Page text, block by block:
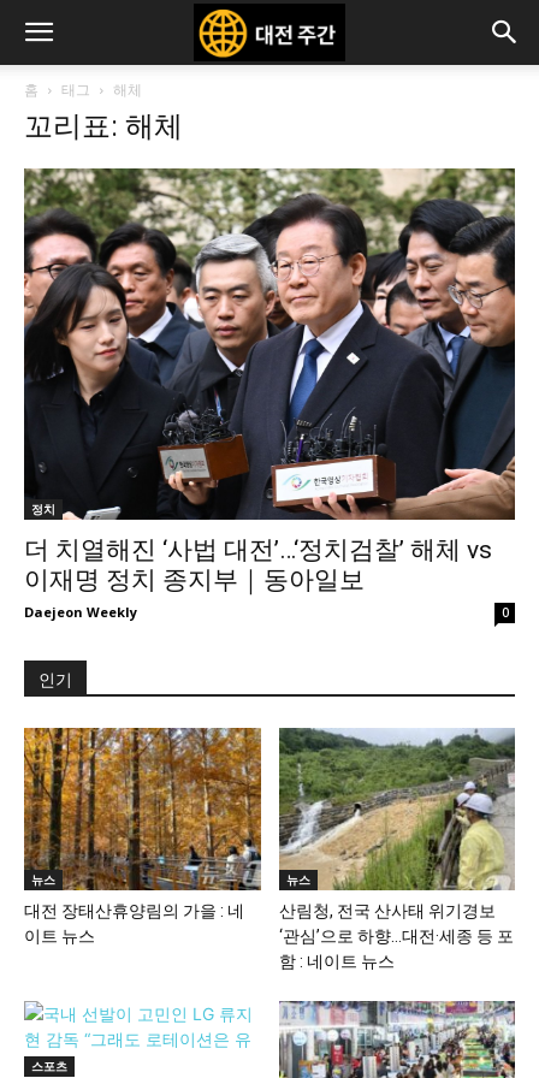
홈 태그 해체
꼬리표: 해체
정치
더 치열해진 ‘사법 대전’…‘정치검찰’ 해체 vs
이재명 정치 종지부｜동아일보
Daejeon Weekly 0
인기
뉴스
대전 장태산휴양림의 가을 : 네
이트 뉴스
뉴스
산림청, 전국 산사태 위기경보
‘관심’으로 하향…대전·세종 등 포
함 : 네이트 뉴스
스포츠